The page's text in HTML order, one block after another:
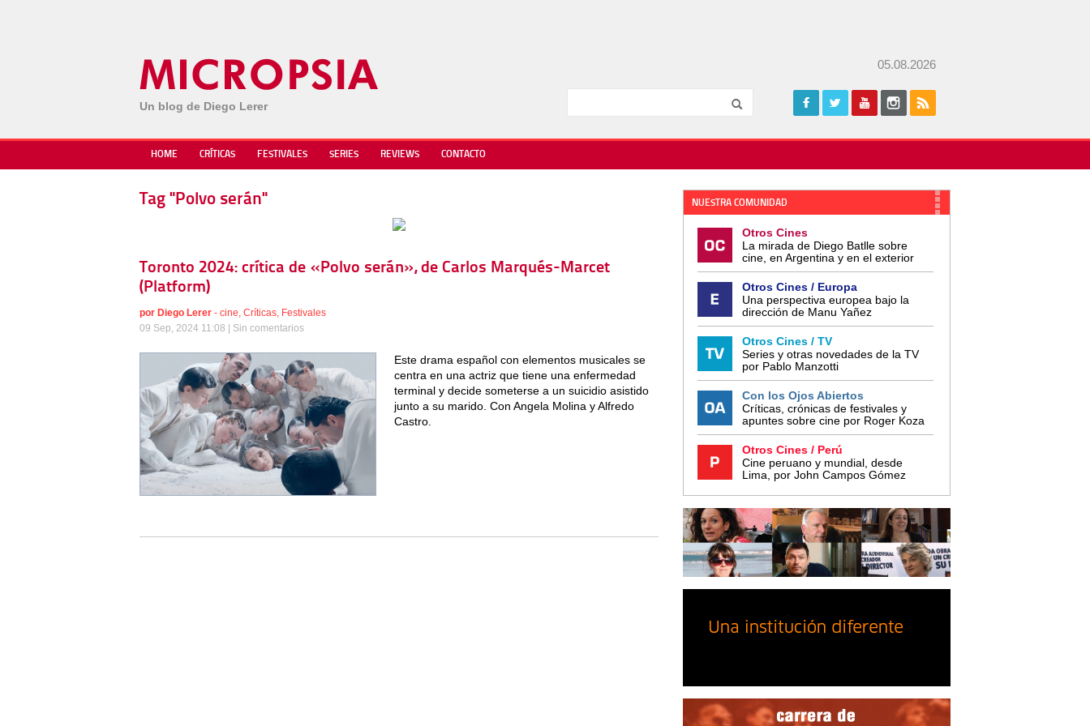
Un blog de Diego Lerer
05.08.2026
HOME CRÍTICAS FESTIVALES SERIES REVIEWS CONTACTO
Tag "Polvo serán"
Toronto 2024: crítica de «Polvo serán», de Carlos Marqués-Marcet
(Platform)
por Diego Lerer - cine, Críticas, Festivales
09 Sep, 2024 11:08 | Sin comentarios
Este drama español con elementos musicales se
centra en una actriz que tiene una enfermedad
terminal y decide someterse a un suicidio asistido
junto a su marido. Con Angela Molina y Alfredo
Castro.
NUESTRA COMUNIDAD
Otros Cines
La mirada de Diego Batlle sobre
cine, en Argentina y en el exterior
Otros Cines / Europa
Una perspectiva europea bajo la
dirección de Manu Yañez
Otros Cines / TV
Series y otras novedades de la TV
por Pablo Manzotti
Con los Ojos Abiertos
Críticas, crónicas de festivales y
apuntes sobre cine por Roger Koza
Otros Cines / Perú
Cine peruano y mundial, desde
Lima, por John Campos Gómez